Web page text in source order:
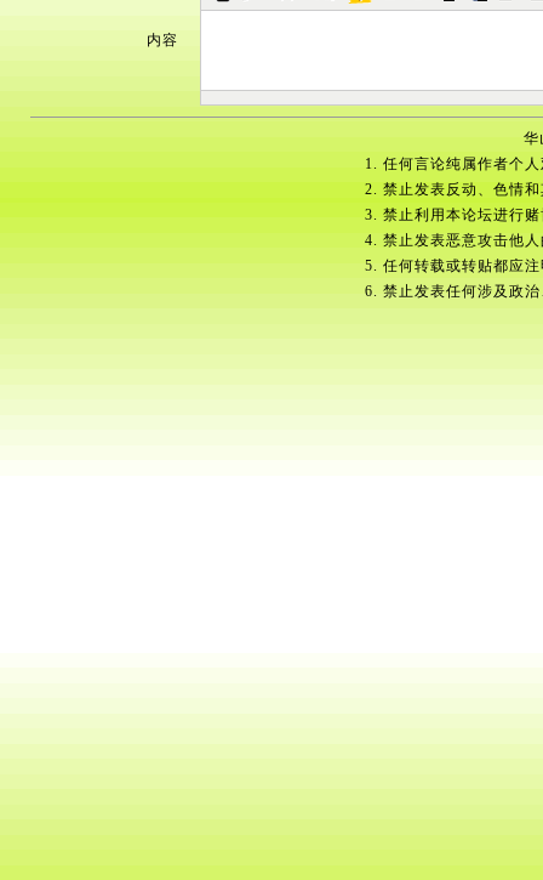
内容
华
1. 任何言论纯属作者个
2. 禁止发表反动、色情
3. 禁止利用本论坛进行
4. 禁止发表恶意攻击他
5. 任何转载或转贴都应
6. 禁止发表任何涉及政